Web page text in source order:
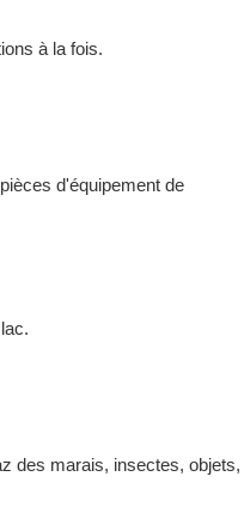
à la fois.
d'équipement de
des marais, insectes, objets,